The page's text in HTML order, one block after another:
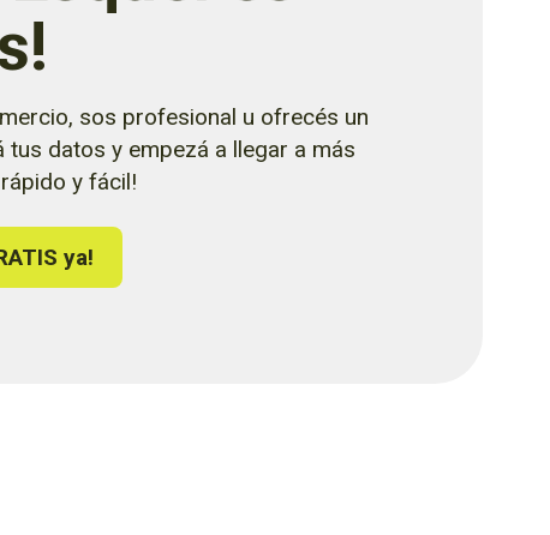
sos profesional u ofrecés un
tus datos y empezá a llegar a más
y fácil!
ya!